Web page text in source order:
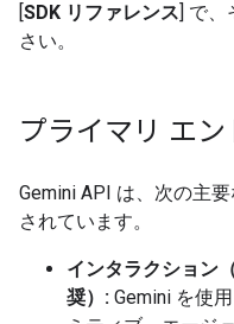
[SDK リファレンス] で、
さい。
プライマリ エン
Gemini API は、次の主
されています。
インタラクション
奨）: Gemini を使